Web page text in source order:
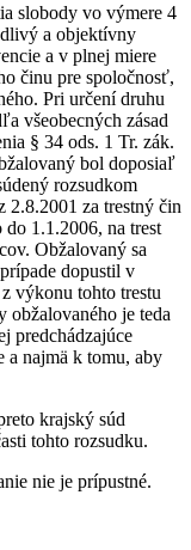
slobody vo výmere 4
a objektívny
a v plnej miere
činu pre spoločnosť,
Pri určení druhu
všeobecných zásad
§ 34 ods. 1 Tr. zák.
bol doposiaľ
rozsudkom
2.8.2001 za trestný čin
1.1.2006, na trest
Obžalovaný sa
dopustil v
výkonu tohto trestu
obžalovaného je teda
predchádzajúce
a najmä k tomu, aby
krajský súd
tohto rozsudku.
nie je prípustné.